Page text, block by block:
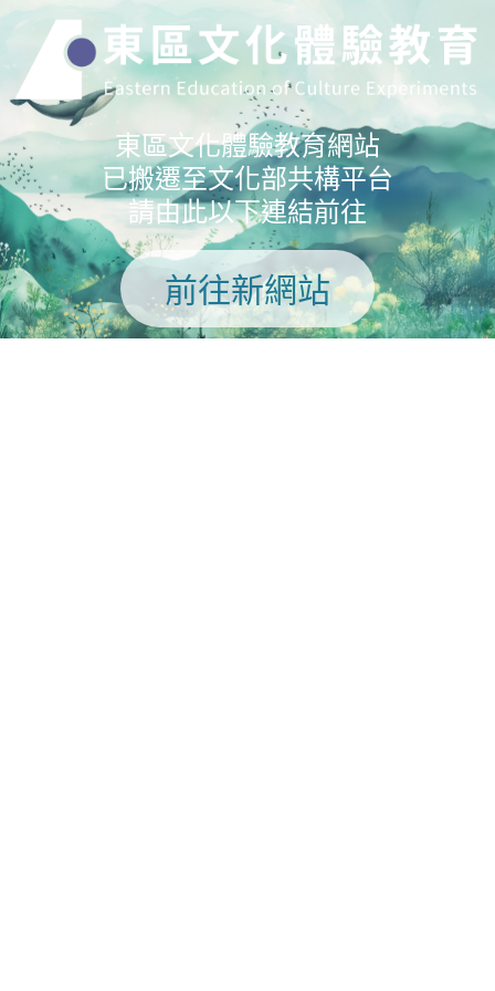
東區文化體驗教育網站
已搬遷至文化部共構平台
請由此以下連結前往
前往新網站